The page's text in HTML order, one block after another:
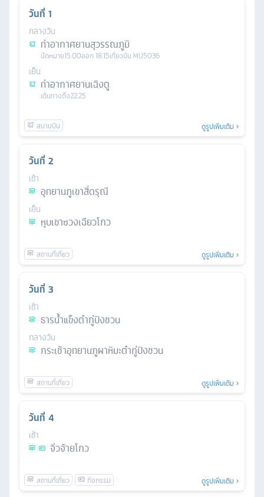
วันที่ 1
กลางวัน
ท่าอากาศยานสุวรรณภูมิ
นัดหมาย15.00ออก18.15เที่ยวบิน MU5036
เย็น
ท่าอากาศยานเฉิงตู
เดินทางถึง22.25
ดูรูปเพิ่มเติม
วันที่ 2
เช้า
อุทยานภูเขาสี่ดรุณี
เย็น
หุบเขาซวงเฉียวโกว
ดูรูปเพิ่มเติม
วันที่ 3
เช้า
ธารน้ำแข็งต๋ากู่ปิงชวน
กลางวัน
กระเช้าอุทยานภูผาหิมะต๋ากู่ปิงชวน
ดูรูปเพิ่มเติม
วันที่ 4
เช้า
จิ่วจ้ายโกว
ดูรูปเพิ่มเติม